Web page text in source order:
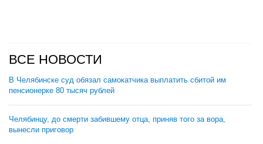
ВСЕ НОВОСТИ
В Челябинске суд обязал самокатчика выплатить сбитой им
пенсионерке 80 тысяч рублей
Челябинцу, до смерти забившему отца, приняв того за вора,
вынесли приговор